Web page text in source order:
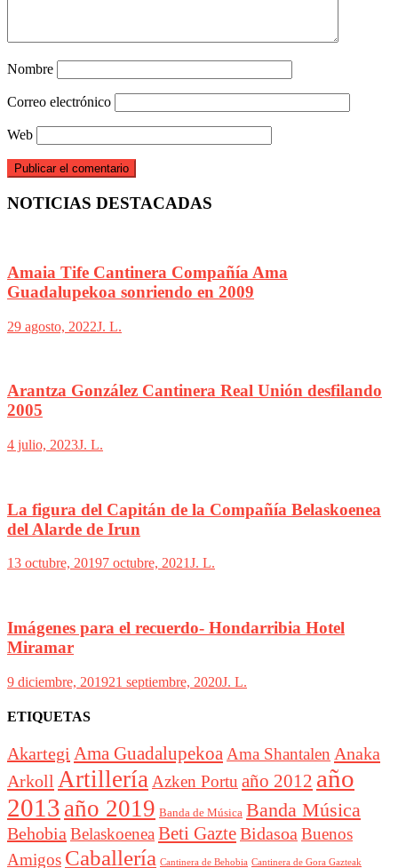
Nombre
Correo electrónico
Web
NOTICIAS DESTACADAS
Amaia Tife Cantinera Compañía Ama
Guadalupekoa sonriendo en 2009
29 agosto, 2022J. L.
Arantza González Cantinera Real Unión desfilando
2005
4 julio, 2023J. L.
La figura del Capitán de la Compañía Belaskoenea
del Alarde de Irun
13 octubre, 20197 octubre, 2021J. L.
Imágenes para el recuerdo- Hondarribia Hotel
Miramar
9 diciembre, 201921 septiembre, 2020J. L.
ETIQUETAS
Akartegi Ama GuadalupekoaAma Shantalen Anaka
Arkoll ArtilleríaAzken Portu año 2012 año
2013 año 2019 Banda de Música Banda Música
BehobiaBelaskoeneaBeti GazteBidasoaBuenos
Amigos Caballería Cantinera de Behobia Cantinera de Gora Gazteak